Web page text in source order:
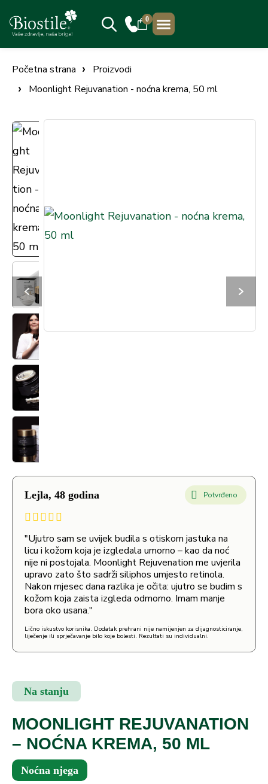
0
Početna strana
Proizvodi
Moonlight Rejuvanation - noćna krema, 50 ml
Lejla, 48 godina Potvrđeno
"Ujutro sam se uvijek budila s otiskom jastuka na
licu i kožom koja je izgledala umorno – kao da noć
nije ni postojala. Moonlight Rejuvenation me uvjerila
upravo zato što sadrži siliphos umjesto retinola.
Nakon mjesec dana razlika je očita: ujutro se budim s
kožom koja zaista izgleda odmorno. Imam manje
bora oko usana."
Lično iskustvo korisnika. Dodatak prehrani nije namijenjen za dijagnosticiranje,
liječenje ili sprječavanje bilo koje bolesti. Rezultati su individualni.
Na stanju
MOONLIGHT REJUVANATION
– NOĆNA KREMA, 50 ML
Noćna njega